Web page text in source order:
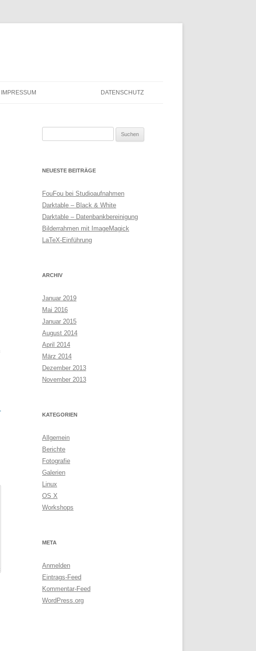
IMPRESSUM DATENSCHUTZ
NEUESTE BEITRÄGE
FouFou bei Studioaufnahmen
Darktable – Black & White
Darktable – Datenbankbereinigung
Bilderrahmen mit ImageMagick
LaTeX-Einführung
ARCHIV
Januar 2019
Mai 2016
Januar 2015
August 2014
April 2014
März 2014
Dezember 2013
November 2013
KATEGORIEN
Allgemein
Berichte
Fotografie
Galerien
Linux
OS X
Workshops
META
Anmelden
Eintrags-Feed
Kommentar-Feed
WordPress.org